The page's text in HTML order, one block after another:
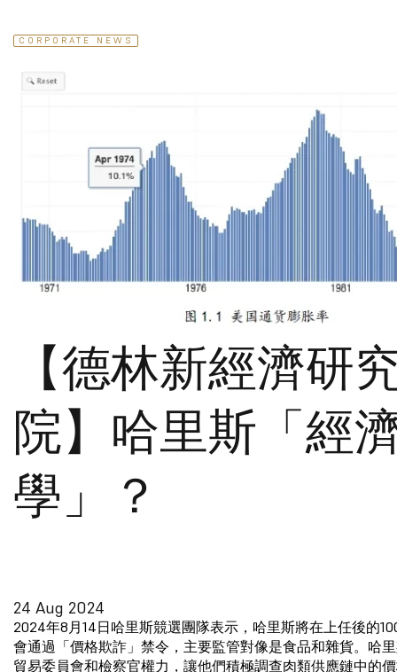
CORPORATE NEWS
【德林新經濟研
院】哈里斯「經
學」？
24 Aug 2024
2024年8月14日哈里斯競選團隊表示，哈里斯將在上任後的
會通過「價格欺詐」禁令，主要監管對像是食品和雜貨。哈
貿易委員會和檢察官權力，讓他們積極調查肉類供應鏈中的